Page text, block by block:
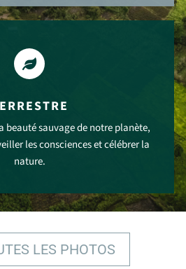

beauté sauvage de notre planète,
les consciences et célébrer la
nature.
LES PHOTOS